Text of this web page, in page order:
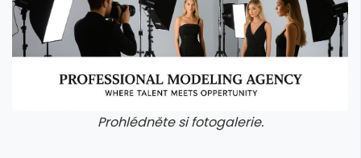
Prohlédněte si fotogalerie.